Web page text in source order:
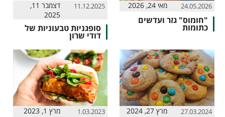
24.05.2026 מאי 24, 2026
"חומוס" גזר ועדשים
כתומות
11.12.2025
דצמבר 11,
2025
סופגניות טבעוניות של
דודי שרון
27.03.2024 מרץ 27, 2024 1.03.2023 מרץ 1, 2023